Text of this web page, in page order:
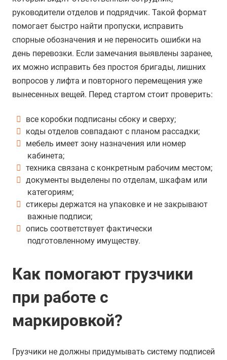
руководители отделов и подрядчик. Такой формат
помогает быстро найти пропуски, исправить
спорные обозначения и не переносить ошибки на
день перевозки. Если замечания выявлены заранее,
их можно исправить без простоя бригады, лишних
вопросов у лифта и повторного перемещения уже
вынесенных вещей. Перед стартом стоит проверить:
все коробки подписаны сбоку и сверху;
коды отделов совпадают с планом рассадки;
мебель имеет зону назначения или номер
кабинета;
техника связана с конкретным рабочим местом;
документы выделены по отделам, шкафам или
категориям;
стикеры держатся на упаковке и не закрывают
важные подписи;
опись соответствует фактически
подготовленному имуществу.
Как помогают грузчики
при работе с
маркировкой?
Грузчики не должны придумывать систему подписей